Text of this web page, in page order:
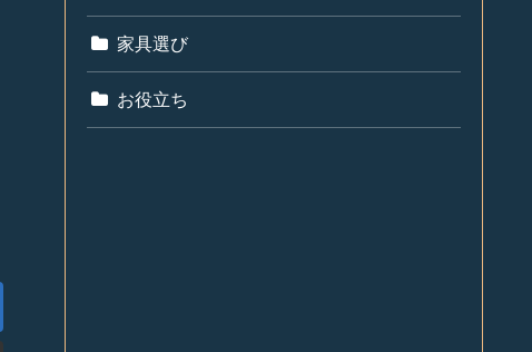
家具選び
お役立ち